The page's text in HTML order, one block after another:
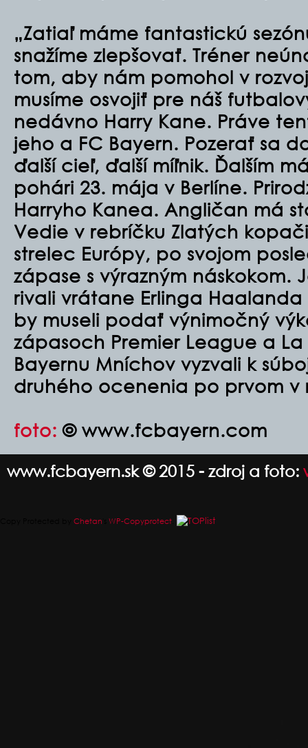
„Zatiaľ máme fantastickú
snažíme zlepšovať. Tréner
tom, aby nám pomohol v
musíme osvojiť pre náš
nedávno Harry Kane. Práve
jeho a FC Bayern. Pozerať sa
ďalší cieľ, ďalší míľnik. Ďalším
pohári 23. mája v Berlíne.
Harryho Kanea. Angličan má
Vedie v rebríčku Zlatých
strelec Európy, po svojom
zápase s výrazným náskokom.
rivali vrátane Erlinga
by museli podať výnimočný
zápasoch Premier League a
Bayernu Mníchov vyzvali k
druhého ocenenia po prvom v
foto: © www.fcbayern.com
www.fcbayern.sk © 2015 - zdroj a foto:
Chetan WP-Copyprotect